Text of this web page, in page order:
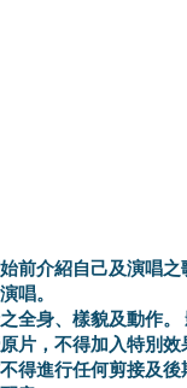
前介紹自己及演唱之
唱。
身、樣貌及動作。
片，不得加入特別
得進行任何剪接及後